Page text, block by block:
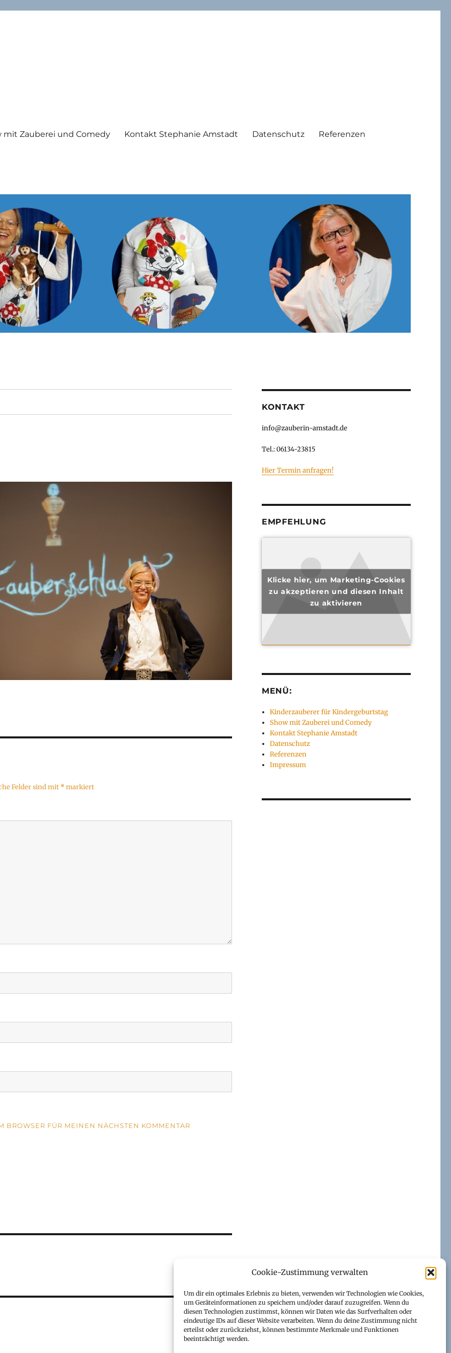
Cookie-Zustimmung verwalten
Um dir ein optimales Erlebnis zu bieten, verwenden wir Technologien wie Cookies,
um Geräteinformationen zu speichern und/oder darauf zuzugreifen. Wenn du
diesen Technologien zustimmst, können wir Daten wie das Surfverhalten oder
eindeutige IDs auf dieser Website verarbeiten. Wenn du deine Zustimmung nicht
erteilst oder zurückziehst, können bestimmte Merkmale und Funktionen
beeinträchtigt werden.
mit Zauberei und Comedy Kontakt Stephanie Amstadt Datenschutz Referenzen
Felder sind mit *markiert
FÜR MEINEN NÄCHSTEN KOMMENTAR
KONTAKT
info@zauberin-amstadt.de
Tel.: 06134-23815
Hier Termin anfragen!
EMPFEHLUNG
Klicke hier, um Marketing-Cookies
zu akzeptieren und diesen Inhalt
zu aktivieren
MENÜ:
Kinderzauberer für Kindergeburtstag
Show mit Zauberei und Comedy
Kontakt Stephanie Amstadt
Datenschutz
Referenzen
Impressum